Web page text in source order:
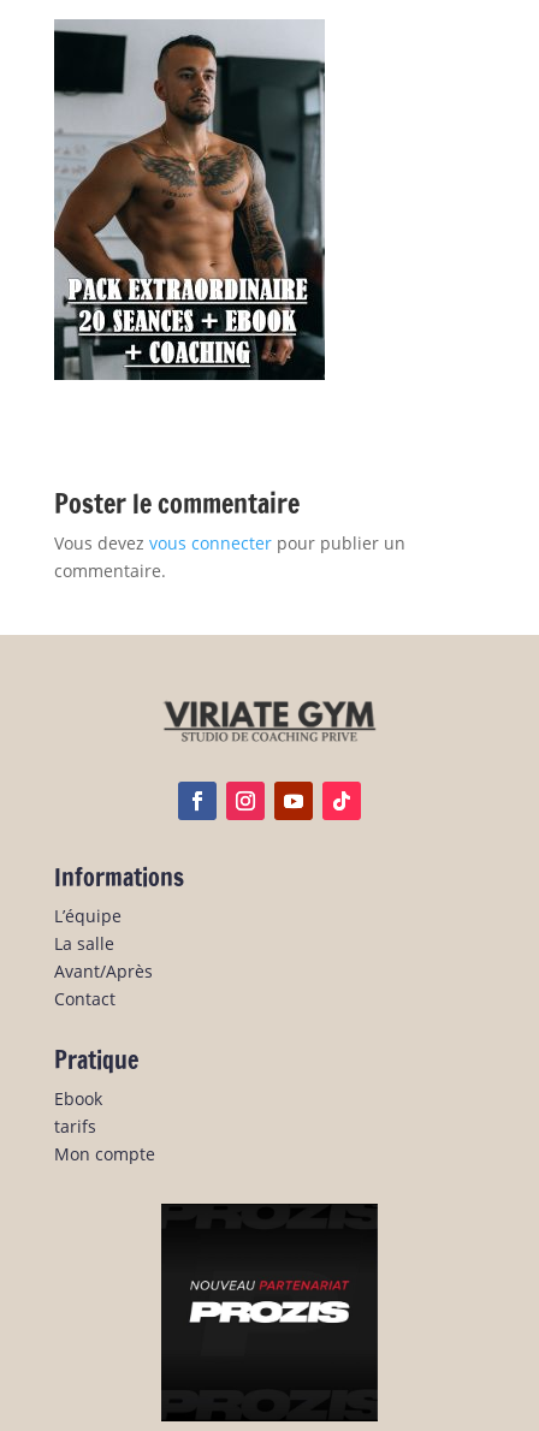
Poster le commentaire
Vous devez vous connecterpour publier un
commentaire.
Informations
L’équipe
La salle
Avant/Après
Contact
Pratique
Ebook
tarifs
Mon compte